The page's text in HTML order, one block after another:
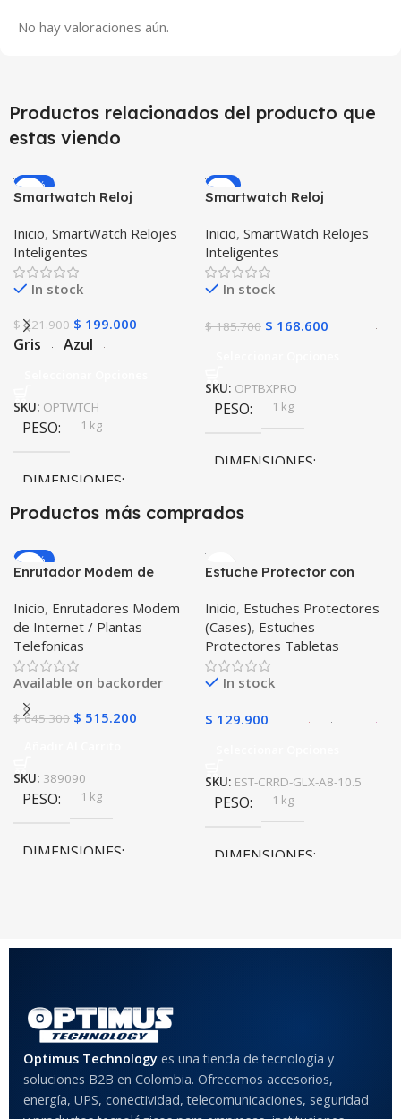
No hay valoraciones aún.
Productos relacionados del producto que
estas viendo
-10%
Smartwatch Reloj
WATCH™ (KW37 PRO) Mide
Temperatura Presión
Arterial y Ritmo Cardíaco
Inicio, SmartWatch Relojes
Inteligentes
In stock
$221.900 $ 199.000
Gris Azul
SKU: OPTWTCH
PESO 1 kg
DIMENSIONES
COLOR
Gris,Negro , Azul ,Rosa
-9%
Smartwatch Reloj
BAND X PRO™
(Smartwatch p70)
Compatible Android IOS
Inicio, SmartWatch Relojes
Inteligentes
In stock
$185.700 $ 168.600
SKU: OPTBXPRO
PESO 1 kg
DIMENSIONES
10 × 10 × 10 cm
Productos más comprados
-20%
Enrutador Modem de
Libre Todo Operador 4G
LTE SIMCARD
Inicio, Enrutadores Modem
de Internet / Plantas
Telefonicas
Available on backorder
$645.300 $ 515.200
SKU: 389090
PESO 1 kg
DIMENSIONES
Estuche Protector con
Tablet Samsung Galaxy
Tab A8 10.5 2021 – 2022
SM-x200 SM-x205 Anti
golpes con soporte
Inicio, Estuches Protectores
(Cases), Estuches
Protectores Tabletas
In stock
$ 129.900
SKU: EST-CRRD-GLX-A8-10.5
PESO 1 kg
DIMENSIONES
COLOR
Anti-Shock
Optimus Technology es una tienda de tecnología y
soluciones B2B en Colombia. Ofrecemos accesorios,
energía, UPS, conectividad, telecomunicaciones, seguridad